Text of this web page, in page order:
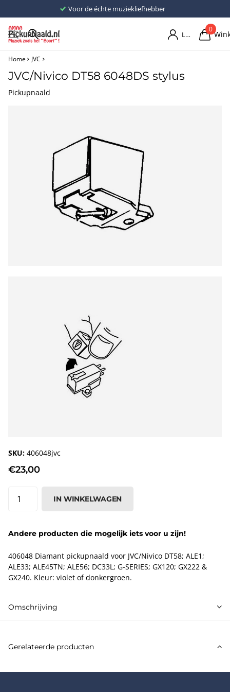
Voor de échte muziekliefhebber
Login
0
Home JVC
JVC/Nivico DT58 6048DS stylus
Pickupnaald
SKU: 406048jvc
€23,00
IN WINKELWAGEN
Andere producten die mogelijk iets voor u zijn!
406048 Diamant pickupnaald voor JVC/Nivico DT58; ALE1;
ALE33; ALE45TN; ALE56; DC33L; G-SERIES; GX120; GX222 &
GX240. Kleur: violet of donkergroen.
Omschrijving
Gerelateerde producten